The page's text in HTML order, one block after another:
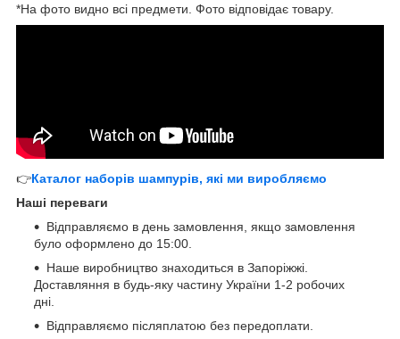
*На фото видно всі предмети. Фото відповідає товару.
👉Каталог наборів шампурів, які ми виробляємо
Наші переваги
Відправляємо в день замовлення, якщо замовлення
було оформлено до 15:00.
Наше виробництво знаходиться в Запоріжжі.
Доставляння в будь-яку частину України 1-2 робочих
дні.
Відправляємо післяплатою без передоплати.